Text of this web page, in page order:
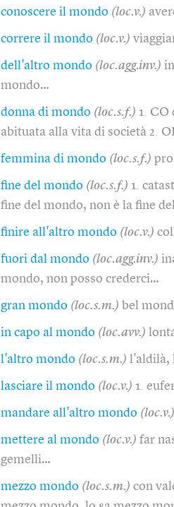
conoscere il mondo (loc.v.)
correre il mondo (loc.v.)
dell'altro mondo (loc.agg.inv.)
mondo…
donna di mondo (loc.s.f.) 1. CO
abituata alla vita di società 2.
femmina di mondo (loc.s.f.)
fine del mondo (loc.s.f.) 1.
fine del mondo, non è la fine
finire all'altro mondo (loc.v.)
fuori dal mondo (loc.agg.inv.)
mondo, non posso crederci…
gran mondo (loc.s.m.) bel
in capo al mondo (loc.avv.)
l'altro mondo (loc.s.m.) l'aldilà,
lasciare il mondo (loc.v.) 1.
mandare all'altro mondo (loc.v.)
mettere al mondo (loc.v.) far
gemelli…
mezzo mondo (loc.s.m.) con